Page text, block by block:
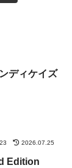
ディケイズ
2026.07.25
Edition